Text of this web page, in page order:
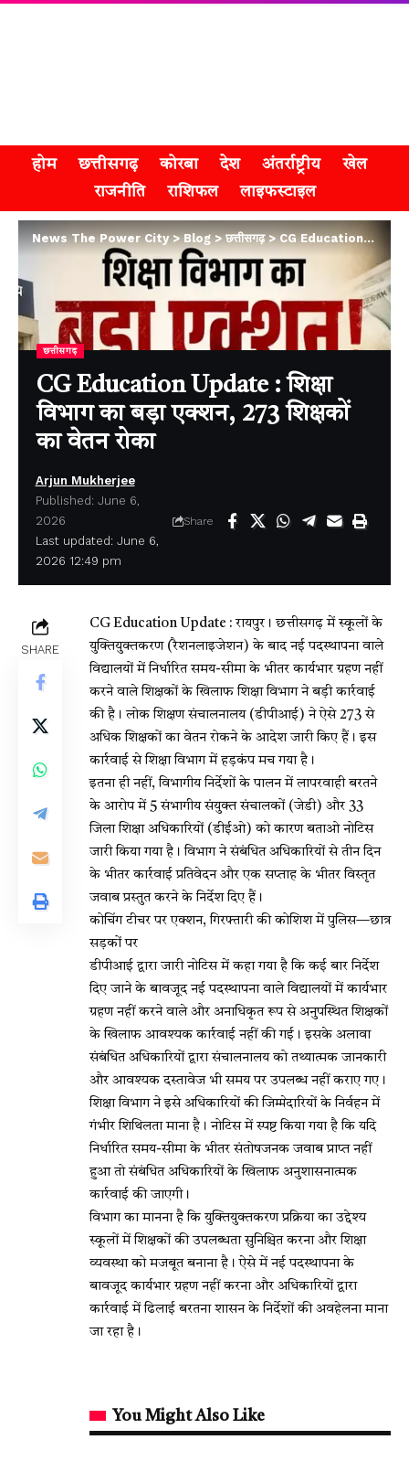
होम छत्तीसगढ़ कोरबा देश अंतर्राष्ट्रीय
खेल
राजनीति
राशिफल लाइफस्टाइल
News The Power City>Blog>छत्तीसगढ़>CG Education Update : शिक्षा विभाग का बड़ा एक्शन, 273 शिक्षकों का वेतन रोका
छत्तीसगढ़
CG Education Update : शिक्षा
विभाग का बड़ा एक्शन, 273 शिक्षकों
का वेतन रोका
Last updated: June 6,
2026 12:49 pm
Arjun Mukherjee
Published: June 6,
2026
Share
SHARE
CG Education Update : रायपुर। छत्तीसगढ़ में स्कूलों के
युक्तियुक्तकरण (रैशनलाइजेशन) के बाद नई पदस्थापना वाले
विद्यालयों में निर्धारित समय-सीमा के भीतर कार्यभार ग्रहण नहीं
करने वाले शिक्षकों के खिलाफ शिक्षा विभाग ने बड़ी कार्रवाई
की है। लोक शिक्षण संचालनालय (डीपीआई) ने ऐसे 273 से
अधिक शिक्षकों का वेतन रोकने के आदेश जारी किए हैं। इस
कार्रवाई से शिक्षा विभाग में हड़कंप मच गया है।
इतना ही नहीं, विभागीय निर्देशों के पालन में लापरवाही बरतने
के आरोप में 5 संभागीय संयुक्त संचालकों (जेडी) और 33
जिला शिक्षा अधिकारियों (डीईओ) को कारण बताओ नोटिस
जारी किया गया है। विभाग ने संबंधित अधिकारियों से तीन दिन
के भीतर कार्रवाई प्रतिवेदन और एक सप्ताह के भीतर विस्तृत
जवाब प्रस्तुत करने के निर्देश दिए हैं।
कोचिंग टीचर पर एक्शन, गिरफ्तारी की कोशिश में पुलिस—छात्र
सड़कों पर
डीपीआई द्वारा जारी नोटिस में कहा गया है कि कई बार निर्देश
दिए जाने के बावजूद नई पदस्थापना वाले विद्यालयों में कार्यभार
ग्रहण नहीं करने वाले और अनाधिकृत रूप से अनुपस्थित शिक्षकों
के खिलाफ आवश्यक कार्रवाई नहीं की गई। इसके अलावा
संबंधित अधिकारियों द्वारा संचालनालय को तथ्यात्मक जानकारी
और आवश्यक दस्तावेज भी समय पर उपलब्ध नहीं कराए गए।
शिक्षा विभाग ने इसे अधिकारियों की जिम्मेदारियों के निर्वहन में
गंभीर शिथिलता माना है। नोटिस में स्पष्ट किया गया है कि यदि
निर्धारित समय-सीमा के भीतर संतोषजनक जवाब प्राप्त नहीं
हुआ तो संबंधित अधिकारियों के खिलाफ अनुशासनात्मक
कार्रवाई की जाएगी।
विभाग का मानना है कि युक्तियुक्तकरण प्रक्रिया का उद्देश्य
स्कूलों में शिक्षकों की उपलब्धता सुनिश्चित करना और शिक्षा
व्यवस्था को मजबूत बनाना है। ऐसे में नई पदस्थापना के
बावजूद कार्यभार ग्रहण नहीं करना और अधिकारियों द्वारा
कार्रवाई में ढिलाई बरतना शासन के निर्देशों की अवहेलना माना
जा रहा है।
You Might Also Like